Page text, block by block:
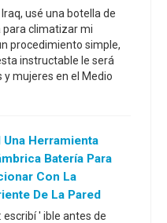
usé una botella de
para climatizar mi
procedimiento simple,
instructable le será
mujeres en el Medio
Una Herramienta
Batería Para
Con La
De La Pared
escribí ' ible antes de